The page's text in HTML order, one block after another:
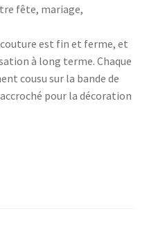
fête, mariage,
couture est fin et ferme, et
à long terme. Chaque
cousu sur la bande de
pour la décoration